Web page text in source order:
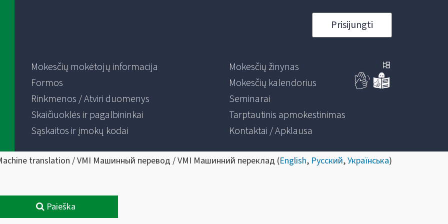
Prisijungti
Mokesčių mokėtojų informacija
Formos
Rinkmenos / Atviri duomenys
Skaičiuoklės ir pagalbininkai
Sąskaitos ir įmokų kodai
Mokesčių žinynas
Mokesčių kalendorius
Seminarai
Tarptautinis apmokestinimas
Kontaktai / Apklausa
translation / VMI Машинный перевод / VMI Машинний переклад (English, Русский,Українська)
Paieška